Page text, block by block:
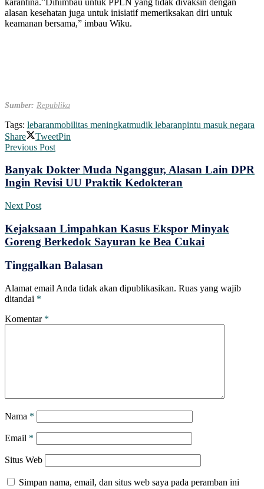
alasan kesehatan juga untuk inisiatif memeriksakan diri untuk
keamanan bersama,” imbau Wiku.
Sumber: Republika
Tags: lebaranmobilitas meningkatmudik lebaranpintu masuk negara
Share
TweetPin
Previous Post
Banyak Dokter Muda Nganggur, Alasan Lain DPR
Ingin Revisi UU Praktik Kedokteran
Next Post
Kejaksaan Limpahkan Kasus Ekspor Minyak
Goreng Berkedok Sayuran ke Bea Cukai
Tinggalkan Balasan
Alamat email Anda tidak akan dipublikasikan. Ruas yang wajib
ditandai *
Komentar *
Nama *
Email *
Situs Web
Simpan nama, email, dan situs web saya pada peramban ini